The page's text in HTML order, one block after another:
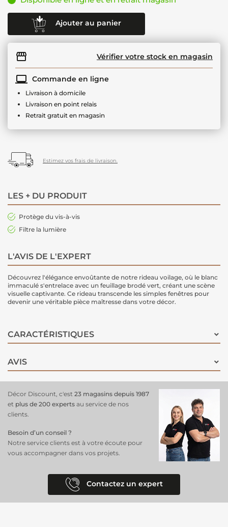
Ajouter au panier
Vérifier votre stock en magasin
Commande en ligne
Livraison à domicile
Livraison en point relais
Retrait gratuit en magasin
Estimez vos frais de livraison.
LES + DU PRODUIT
Protège du vis-à-vis
Filtre la lumière
L'AVIS DE L'EXPERT
Découvrez l'élégance envoûtante de notre rideau voilage, où le blanc
immaculé s'entrelace avec un feuillage brodé vert, créant une scène
visuelle captivante. Ce rideau transcende les simples fenêtres pour
devenir une véritable pièce maîtresse dans votre décor.
CARACTÉRISTIQUES
AVIS
Décor Discount, c'est 23 magasins depuis 1987
et plus de 200 experts au service de nos
clients.
Besoin d’un conseil ?
Notre service clients est à votre écoute pour
vous accompagner dans vos projets.
Contactez un expert